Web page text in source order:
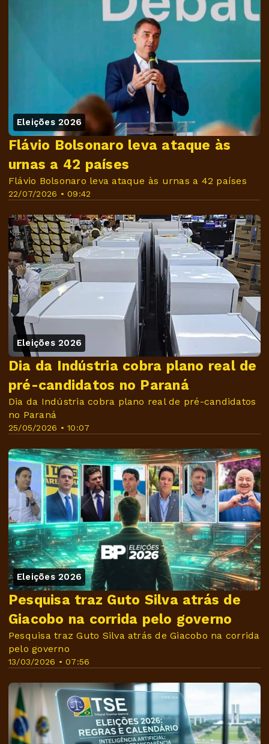
Eleições 2026
22/07/2026 • 09:42
Flávio Bolsonaro leva ataque às
urnas a 42 países
Flávio Bolsonaro leva ataque às urnas a 42 países
Eleições 2026
25/05/2026 • 10:07
Dia da Indústria cobra plano real de
pré-candidatos no Paraná
Dia da Indústria cobra plano real de pré-candidatos
no Paraná
Eleições 2026
13/03/2026 • 07:56
Pesquisa traz Guto Silva atrás de
Giacobo na corrida pelo governo
Pesquisa traz Guto Silva atrás de Giacobo na corrida
pelo governo